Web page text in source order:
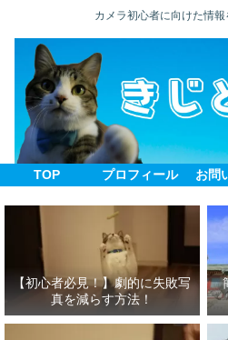
カメラ初心者に向けた情
TOP プロフィール お問
【初心者必見！】劇的に失敗写
真を減らす方法！